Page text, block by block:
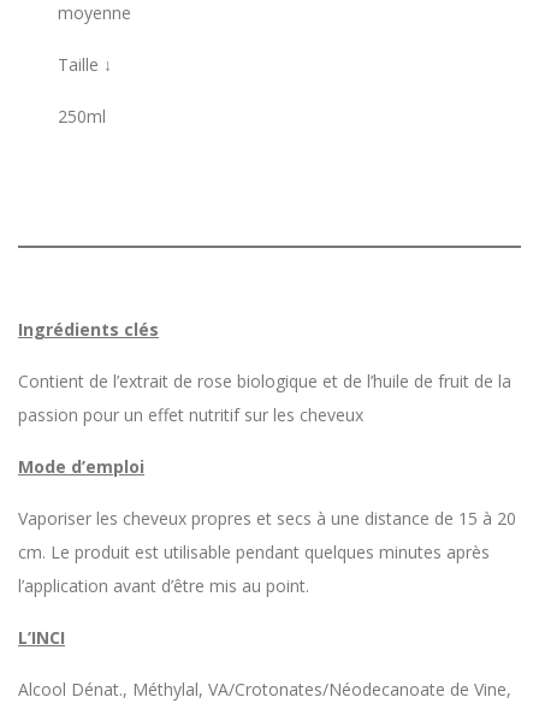
moyenne
Taille ↓
250ml
Ingrédients clés
Contient de l’extrait de rose biologique et de l’huile de fruit de la
passion pour un effet nutritif sur les cheveux
Mode d’emploi
Vaporiser les cheveux propres et secs à une distance de 15 à 20
cm. Le produit est utilisable pendant quelques minutes après
l’application avant d’être mis au point.
L’INCI
Alcool Dénat., Méthylal, VA/Crotonates/Néodecanoate de Vine,